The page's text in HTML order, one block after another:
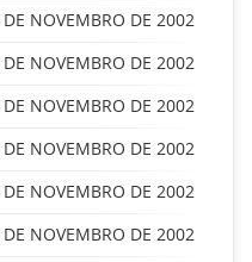
NOVEMBRO DE 2002
NOVEMBRO DE 2002
NOVEMBRO DE 2002
NOVEMBRO DE 2002
NOVEMBRO DE 2002
NOVEMBRO DE 2002